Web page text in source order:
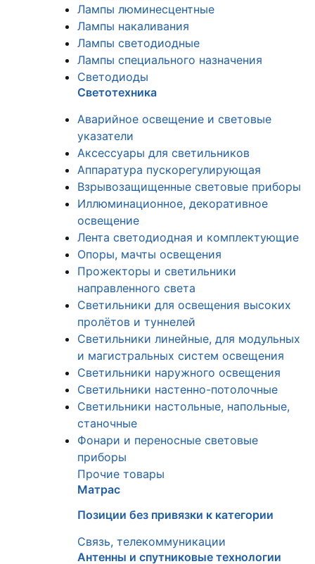
Лампы люминесцентные
Лампы накаливания
Лампы светодиодные
Лампы специального назначения
Светодиоды
Светотехника
Аварийное освещение и световые
указатели
Аксессуары для светильников
Аппаратура пускорегулирующая
Взрывозащищенные световые приборы
Иллюминационное, декоративное
освещение
Лента светодиодная и комплектующие
Опоры, мачты освещения
Прожекторы и светильники
направленного света
Светильники для освещения высоких
пролётов и туннелей
Светильники линейные, для модульных
и магистральных систем освещения
Светильники наружного освещения
Светильники настенно-потолочные
Светильники настольные, напольные,
станочные
Фонари и переносные световые
приборы
Прочие товары
Матрас
Позиции без привязки к категории
Связь, телекоммуникации
Антенны и спутниковые технологии